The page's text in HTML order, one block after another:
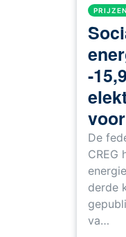
-
De
CREG
derde
va…